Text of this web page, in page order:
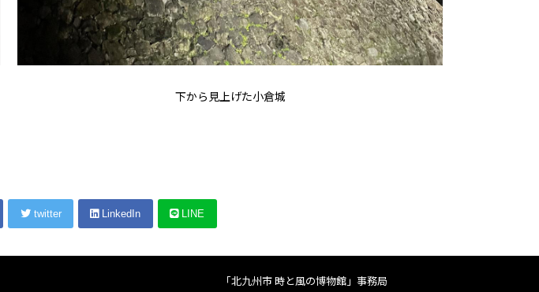
下から見上げた小倉城
twitter LinkedIn LINE
「北九州市 時と風の博物館」事務局